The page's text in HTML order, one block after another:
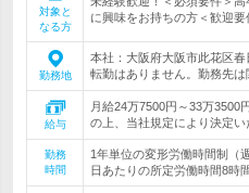
対象と
なる方
に興味をお持ちの方＜歓迎
勤務地
本社：大阪府大阪市此花区
転勤はありません。勤務先は
給与
月給24万7500円～33万
の上、当社規定により決定
勤務
時間
1年単位の変形労働時間制（
日あたりの所定労働時間8時